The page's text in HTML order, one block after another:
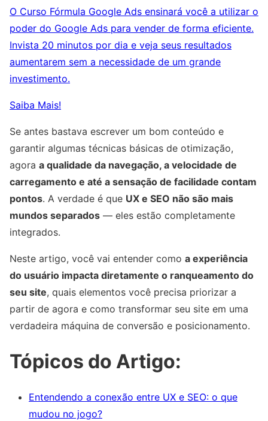
O Curso Fórmula Google Ads ensinará você a utilizar o
poder do Google Ads para vender de forma eficiente.
Invista 20 minutos por dia e veja seus resultados
aumentarem sem a necessidade de um grande
investimento.
Saiba Mais!
Se antes bastava escrever um bom conteúdo e
garantir algumas técnicas básicas de otimização,
agora a qualidade da navegação, a velocidade de
carregamento e até a sensação de facilidade contam
pontos. A verdade é que UX e SEO não são mais
mundos separados — eles estão completamente
integrados.
Neste artigo, você vai entender como a experiência
do usuário impacta diretamente o ranqueamento do
seu site, quais elementos você precisa priorizar a
partir de agora e como transformar seu site em uma
verdadeira máquina de conversão e posicionamento.
Tópicos do Artigo:
Entendendo a conexão entre UX e SEO: o que
mudou no jogo?